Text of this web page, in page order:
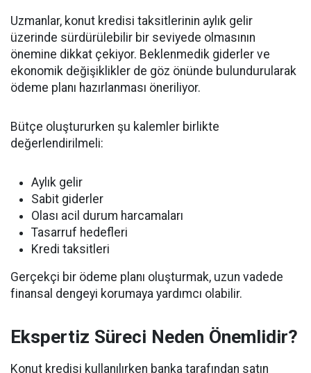
Uzmanlar, konut kredisi taksitlerinin aylık gelir
üzerinde sürdürülebilir bir seviyede olmasının
önemine dikkat çekiyor. Beklenmedik giderler ve
ekonomik değişiklikler de göz önünde bulundurularak
ödeme planı hazırlanması öneriliyor.
Bütçe oluştururken şu kalemler birlikte
değerlendirilmeli:
Aylık gelir
Sabit giderler
Olası acil durum harcamaları
Tasarruf hedefleri
Kredi taksitleri
Gerçekçi bir ödeme planı oluşturmak, uzun vadede
finansal dengeyi korumaya yardımcı olabilir.
Ekspertiz Süreci Neden Önemlidir?
Konut kredisi kullanılırken banka tarafından satın